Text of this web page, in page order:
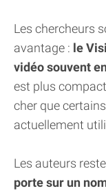
Les chercheurs
avantage : le
vidéo souvent
est plus
cher que
actuellement
Les auteurs
porte sur un